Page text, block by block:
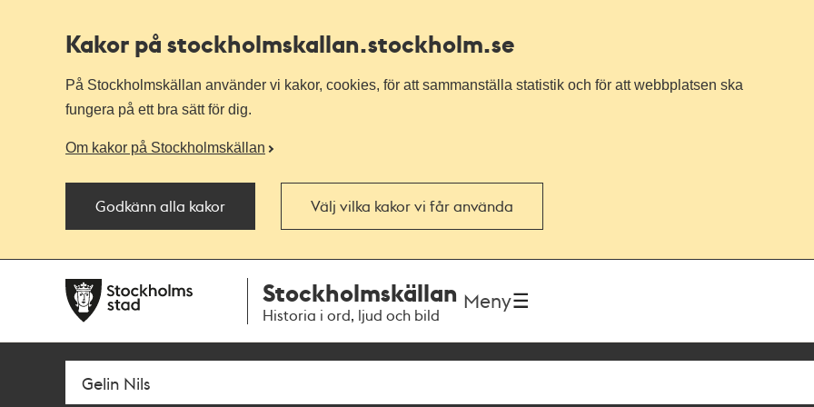
Kakor på stockholmskallan.stockholm.se
På Stockholmskällan använder vi kakor, cookies, för att sammanställa statistik och för att webbplatsen ska
fungera på ett bra sätt för dig.
Om kakor på Stockholmskällan
Godkänn alla kakor Välj vilka kakor vi får använda
navigationen
huvudinnehållet
Stockholmskällan
Historia i ord, ljud och bild
Meny
Sök